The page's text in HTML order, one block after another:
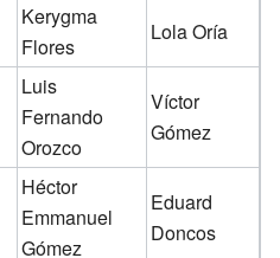
Kerygma
Flores
Lola Oría
Luis
Fernando
Orozco
Víctor
Gómez
Héctor
Emmanuel
Gómez
Eduard
Doncos